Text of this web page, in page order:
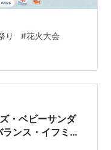
り #花火大会
・ベビーサンダ
ンス・イフミー